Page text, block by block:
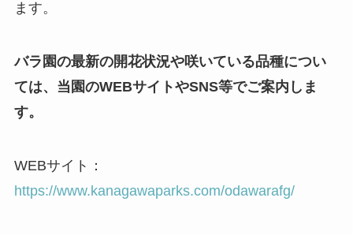
ます。
バラ園の最新の開花状況や咲いている品種につい
ては、当園のWEBサイトやSNS等でご案内しま
す。
WEBサイト：
https://www.kanagawaparks.com/odawarafg/